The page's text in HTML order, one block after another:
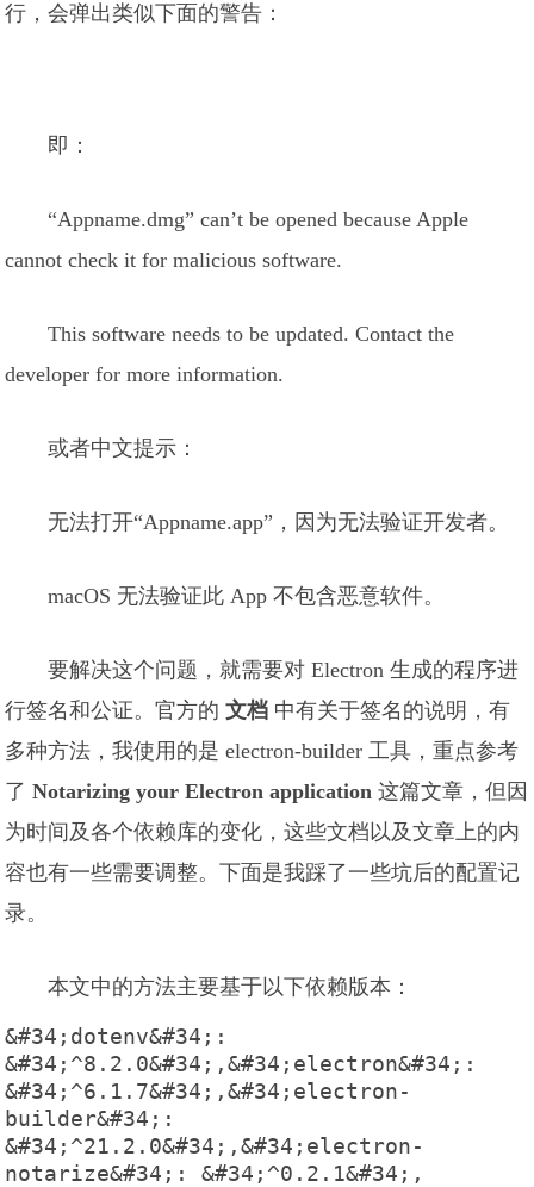
行，会弹出类似下面的警告：
即：
“Appname.dmg” can’t be opened because Apple
cannot check it for malicious software.
This software needs to be updated. Contact the
developer for more information.
或者中文提示：
无法打开“Appname.app”，因为无法验证开发者。
macOS 无法验证此 App 不包含恶意软件。
要解决这个问题，就需要对 Electron 生成的程序进
行签名和公证。官方的文档 中有关于签名的说明，有
多种方法，我使用的是 electron-builder 工具，重点参考
了Notarizing your Electron application 这篇文章，但因
为时间及各个依赖库的变化，这些文档以及文章上的内
容也有一些需要调整。下面是我踩了一些坑后的配置记
录。
本文中的方法主要基于以下依赖版本：
&#34;dotenv&#34;:
&#34;^8.2.0&#34;,&#34;electron&#34;:
&#34;^6.1.7&#34;,&#34;electron-
builder&#34;:
&#34;^21.2.0&#34;,&#34;electron-
notarize&#34;: &#34;^0.2.1&#34;,